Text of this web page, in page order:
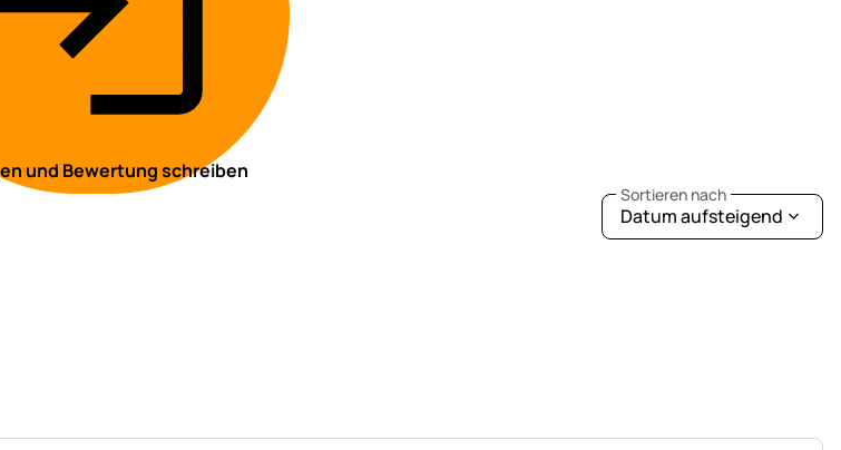
und Bewertung schreiben
Sortieren nach
Datum aufsteigend